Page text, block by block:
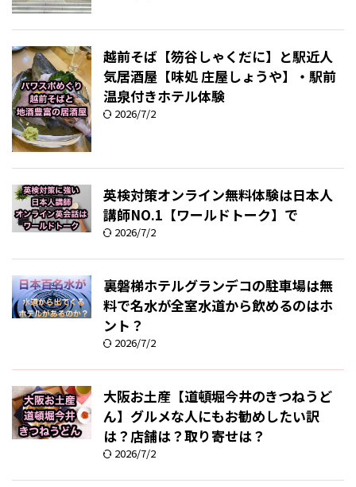
越前そば【笏谷しゃくだに】と駅近人
気居酒屋【味処 庄屋しょうや】・駅前
温泉付きホテル体験
2026/7/2
英検対策オンライン無料体験は日本人
講師NO.1【ワールドトーク】で
2026/7/2
裏磐梯ホテルグランデコの駐車場は無
料で名水が全室水道から飲めるのはホ
ント？
2026/7/2
大阪お土産【道頓堀今井のきつねうど
ん】グルメな人にもお勧めしたい訳
は？店舗は？取り寄せは？
2026/7/2